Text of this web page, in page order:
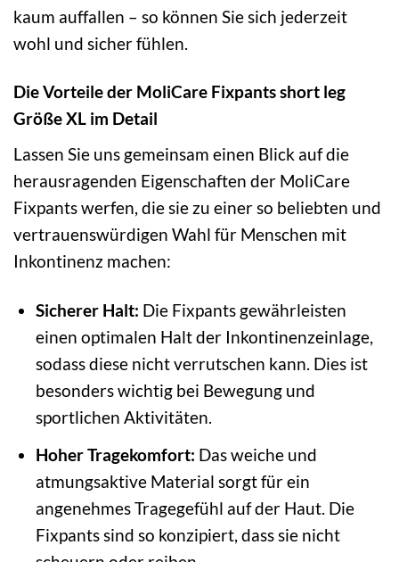
kaum auffallen – so können Sie sich jederzeit
wohl und sicher fühlen.
Die Vorteile der MoliCare Fixpants short leg
Größe XL im Detail
Lassen Sie uns gemeinsam einen Blick auf die
herausragenden Eigenschaften der MoliCare
Fixpants werfen, die sie zu einer so beliebten und
vertrauenswürdigen Wahl für Menschen mit
Inkontinenz machen:
Sicherer Halt: Die Fixpants gewährleisten
einen optimalen Halt der Inkontinenzeinlage,
sodass diese nicht verrutschen kann. Dies ist
besonders wichtig bei Bewegung und
sportlichen Aktivitäten.
Hoher Tragekomfort: Das weiche und
atmungsaktive Material sorgt für ein
angenehmes Tragegefühl auf der Haut. Die
Fixpants sind so konzipiert, dass sie nicht